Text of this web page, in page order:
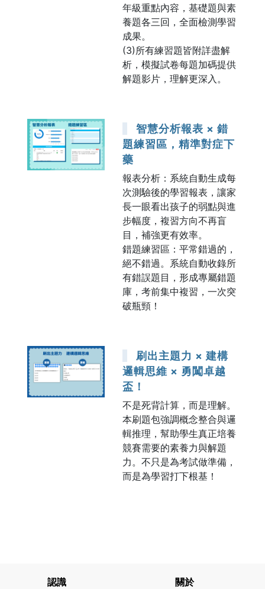
年級重點內容，基礎題與素
養題各三回，全面檢測學習
成果。
(3)所有練習題皆附詳盡解
析，模擬試卷每題加碼提供
解題影片，理解更深入。
智慧分析報表 × 錯
題練習區，精準對症下
藥
報表分析：系統自動生成每
次測驗後的學習報表，讓家
長一眼看出孩子的弱點與進
步幅度，複習方向不再盲
目，補強更有效率。
錯題練習區：平常錯過的，
絕不錯過。系統自動收錄所
有錯誤題目，形成專屬錯題
庫，考前集中複習，一次突
破瓶頸！
刷出主題力 × 建構
邏輯思維 × 勇闖卓越
盃！
不是死背計算，而是理解。
本刷題包強調概念整合與邏
輯推理，幫助學生真正培養
競賽需要的素養力與解題
力。不只是為考試做準備，
而是為學習打下根基！
認識 關於